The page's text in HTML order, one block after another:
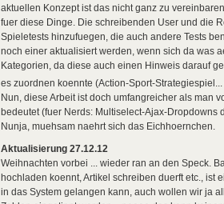
aktuellen Konzept ist das nicht ganz zu
fuer diese Dinge. Die schreibenden User und die
Spieletests hinzufuegen, die auch andere Tests
noch einer aktualisiert werden, wenn sich da was
Kategorien, da diese auch einen Hinweis darauf
es zuordnen koennte (Action-Sport-
Nun, diese Arbeit ist doch umfangreicher als man
bedeutet (fuer Nerds: Multiselect-Ajax-
Nunja, muehsam naehrt sich das Eichhoernchen.
Aktualisierung 27.12.12
Weihnachten vorbei ... wieder ran an den Speck.
hochladen koennt, Artikel schreiben duerft etc., ist
in das System gelangen kann, auch wollen wir ja